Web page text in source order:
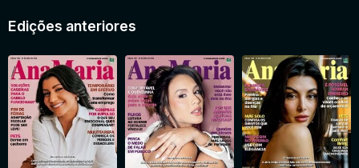
Edições anteriores